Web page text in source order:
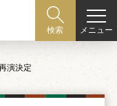
検索 メニュー
演決定